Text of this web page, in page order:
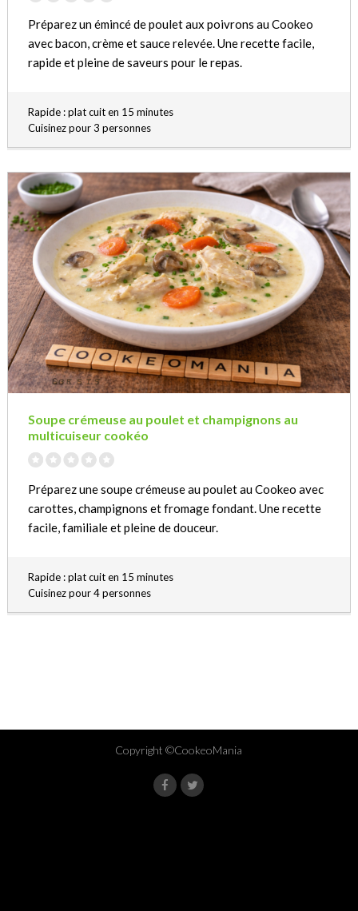
Préparez un émincé de poulet aux poivrons au Cookeo
avec bacon, crème et sauce relevée. Une recette facile,
rapide et pleine de saveurs pour le repas.
Rapide : plat cuit en 15 minutes
Cuisinez pour 3 personnes
Soupe crémeuse au poulet et champignons au
multicuiseur cookéo
Préparez une soupe crémeuse au poulet au Cookeo avec
carottes, champignons et fromage fondant. Une recette
facile, familiale et pleine de douceur.
Rapide : plat cuit en 15 minutes
Cuisinez pour 4 personnes
Copyright ©CookeoMania